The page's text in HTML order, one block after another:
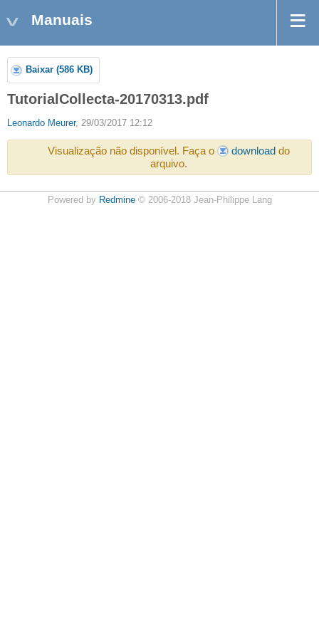
Manuais
Baixar (586 KB)
TutorialCollecta-20170313.pdf
Leonardo Meurer, 29/03/2017 12:12
Visualização não disponível. Faça o download do
arquivo.
Powered by Redmine© 2006-2018 Jean-Philippe Lang